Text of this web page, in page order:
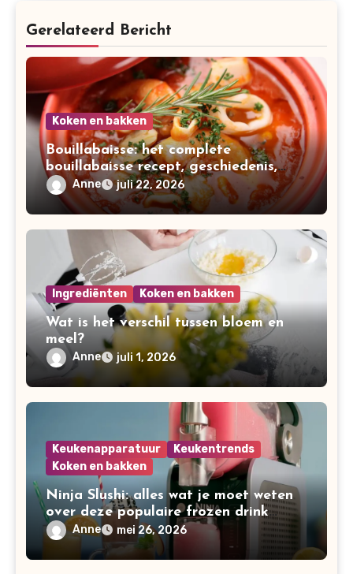
Gerelateerd Bericht
Koken en bakken
Bouillabaisse: het complete
bouillabaisse recept, geschiedenis,
variaties en bereiding
Anne juli 22, 2026
Ingrediënten Koken en bakken
Wat is het verschil tussen bloem en
meel?
Anne juli 1, 2026
Keukenapparatuur
Keukentrends
Koken en bakken
Ninja Slushi: alles wat je moet weten
over deze populaire frozen drink
makerAnne mei 26, 2026